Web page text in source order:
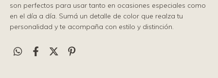
son perfectos para usar tanto en ocasiones especiales como
en el día a día. Sumá un detalle de color que realza tu
personalidad y te acompaña con estilo y distinción.